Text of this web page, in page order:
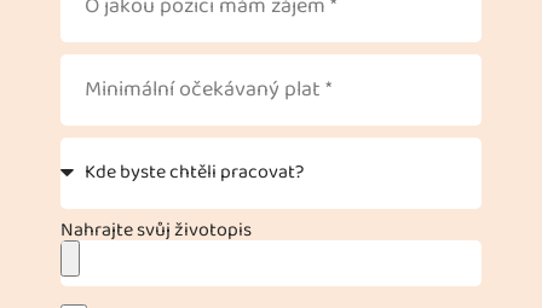
Nahrajte svůj životopis